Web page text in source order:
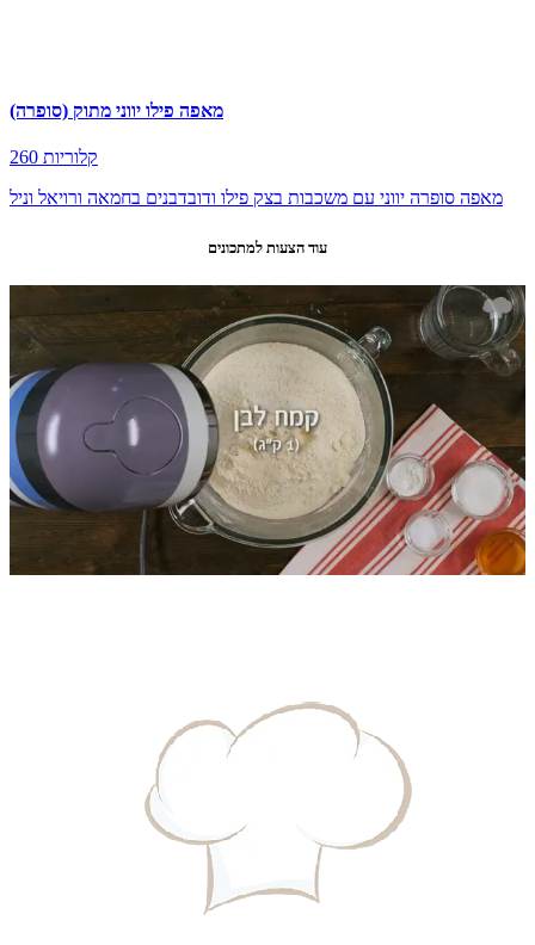
מאפה פילו יווני מתוק (סופרה)
260 קלוריות
מאפה סופרה יווני עם משכבות בצק פילו ודובדבנים בחמאה ורויאל וניל
עוד הצעות למתכונים